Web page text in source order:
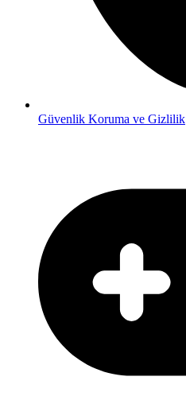
Güvenlik Koruma ve Gizlilik